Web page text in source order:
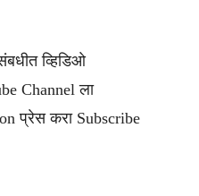
व्हिडिओ
Channel ला
प्रेस करा Subscribe